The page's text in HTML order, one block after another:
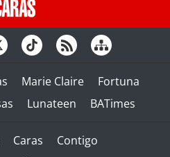
Marie Claire
Fortuna
Lunateen BATimes
Caras
Contigo